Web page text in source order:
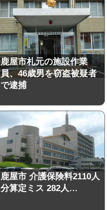
鹿屋市札元の施設作業
員、46歳男を窃盗被疑者
で逮捕
鹿屋市 介護保険料2110人
分算定ミス 282人…